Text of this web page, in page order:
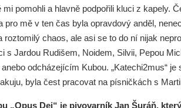
pomohli a hlavně podpořili kluci z kapely.
pro mě v ten čas byla opravdový anděl,
chaos, ale asi se to do ní nijak
s Jardou Rudišem, Noidem, Silvii, Pepou
odcházejícím Kubou. „Katechi2mus“ je
byla čest pracovat na písničkách s
„Opus Dei“ je pivovarník Jan Šuráň,